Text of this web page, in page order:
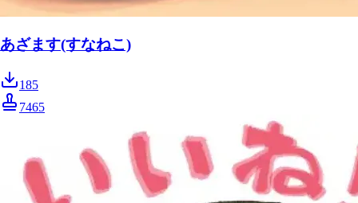
あざます(すなねこ)
185
7465